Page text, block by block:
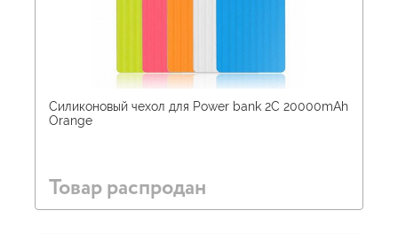
Силиконовый чехол для Power bank 2С 20000mAh
Orange
Товар распродан